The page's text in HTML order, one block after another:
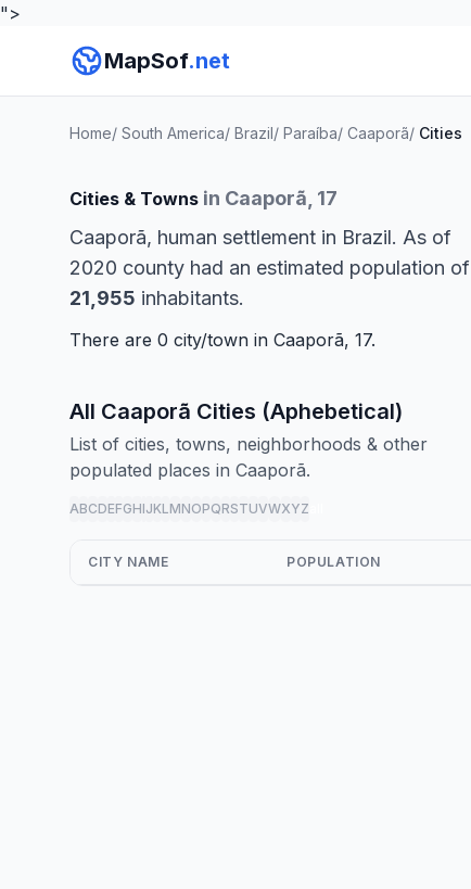
">
MapSof.net
Home/ South America/ Brazil/ Paraíba/ Caaporã/ Cities
Cities & Towns in Caaporã, 17
Caaporã, human settlement in Brazil. As of
2020 county had an estimated population of
21,955 inhabitants.
There are 0 city/town in Caaporã, 17.
All Caaporã Cities (Aphebetical)
List of cities, towns, neighborhoods & other
populated places in Caaporã.
ABCDEFGHIJKLMNOPQRSTUVWXYZ
CITY NAME POPULATION